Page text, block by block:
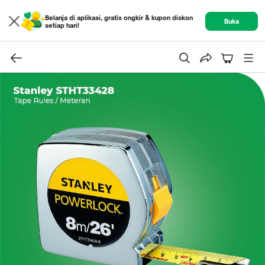
Belanja di aplikasi, gratis ongkir & kupon diskon
setiap hari!
Buka